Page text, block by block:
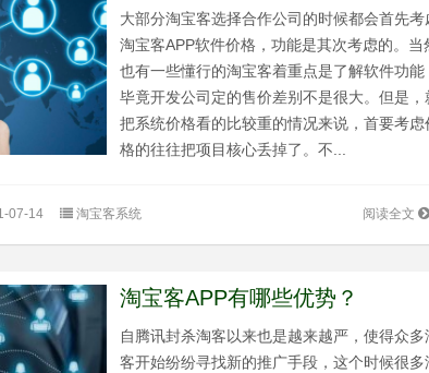
大部分淘宝客选择合作公司的时候都会首先考
淘宝客APP软件价格，功能是其次考虑的。当
也有一些懂行的淘宝客着重点是了解软件功能
毕竟开发公司定的售价差别不是很大。但是，
把系统价格看的比较重的情况来说，首要考虑
格的往往把项目核心丢掉了。不...
阅读全文
07-14 淘宝客系统
淘宝客APP有哪些优势？
自腾讯封杀淘客以来也是越来越严，使得众多
客开始纷纷寻找新的推广手段，这个时候很多